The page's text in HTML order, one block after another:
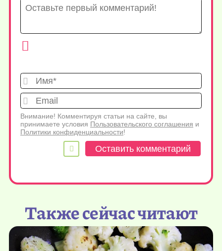
Имя*
Внимание! Комментируя статьи на сайте, вы
принимаете условия Пользовательского соглашения и
Политики конфиденциальности!
Также сейчас читают